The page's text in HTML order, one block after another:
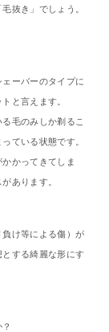
抜き」でしょう。
ーバーのタイプに
と言えます。
毛のみしか剃るこ
ている状態です。
かってきてしま
あります。
け等による傷）が
する綺麗な形にす